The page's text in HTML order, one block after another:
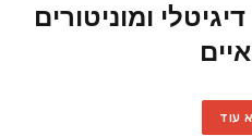
ומוניטורים
עוד